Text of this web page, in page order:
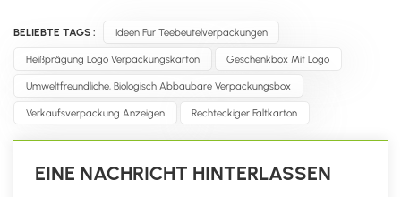
BELIEBTE TAGS : Ideen Für Teebeutelverpackungen
Heißprägung Logo Verpackungskarton Geschenkbox Mit Logo
Umweltfreundliche, Biologisch Abbaubare Verpackungsbox
Verkaufsverpackung Anzeigen Rechteckiger Faltkarton
EINE NACHRICHT HINTERLASSEN